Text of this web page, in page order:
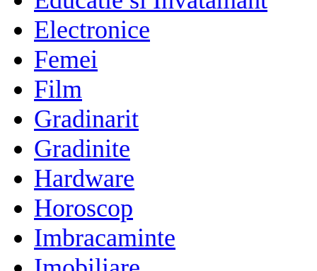
Electronice
Femei
Film
Gradinarit
Gradinite
Hardware
Horoscop
Imbracaminte